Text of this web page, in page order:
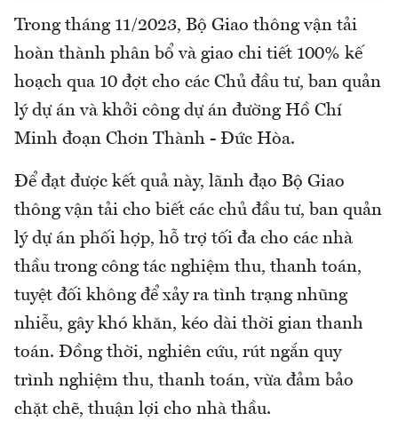
Trong tháng 11/2023, Bộ Giao thông vận tải
hoàn thành phân bổ và giao chi tiết 100% kế
hoạch qua 10 đợt cho các Chủ đầu tư, ban quản
lý dự án và khởi công dự án đường Hồ Chí
Minh đoạn Chơn Thành - Đức Hòa.
Để đạt được kết quả này, lãnh đạo Bộ Giao
thông vận tải cho biết các chủ đầu tư, ban quản
lý dự án phối hợp, hỗ trợ tối đa cho các nhà
thầu trong công tác nghiệm thu, thanh toán,
tuyệt đối không để xảy ra tình trạng nhũng
nhiễu, gây khó khăn, kéo dài thời gian thanh
toán. Đồng thời, nghiên cứu, rút ngắn quy
trình nghiệm thu, thanh toán, vừa đảm bảo
chặt chẽ, thuận lợi cho nhà thầu.